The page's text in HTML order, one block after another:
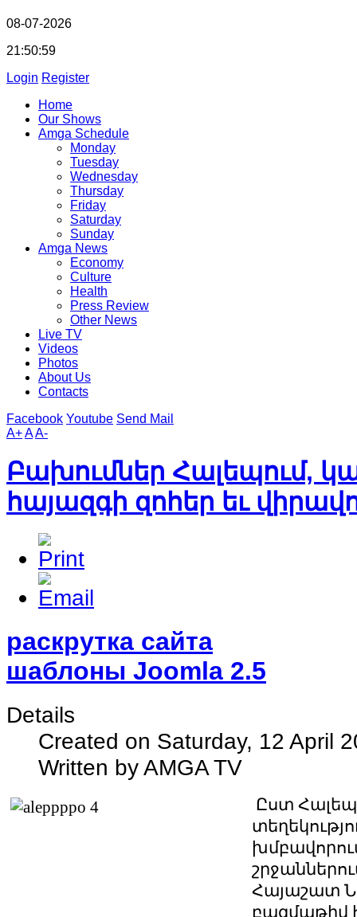
08-07-2026
21:50:59
Login Register
Home
Our Shows
Amga Schedule
Monday
Tuesday
Wednesday
Thursday
Friday
Saturday
Sunday
Amga News
Economy
Culture
Health
Press Review
Other News
Live TV
Videos
Photos
About Us
Contacts
Facebook Youtube Send Mail
A+AA-
Բախումներ Հալեպում,
հայազգի զոհեր եւ
раскрутка сайта
шаблоны Joomla 2.5
Details
Created on Saturday, 12 April
Written by AMGA TV
Ըստ
Հայաշատ
բազմաթիվ